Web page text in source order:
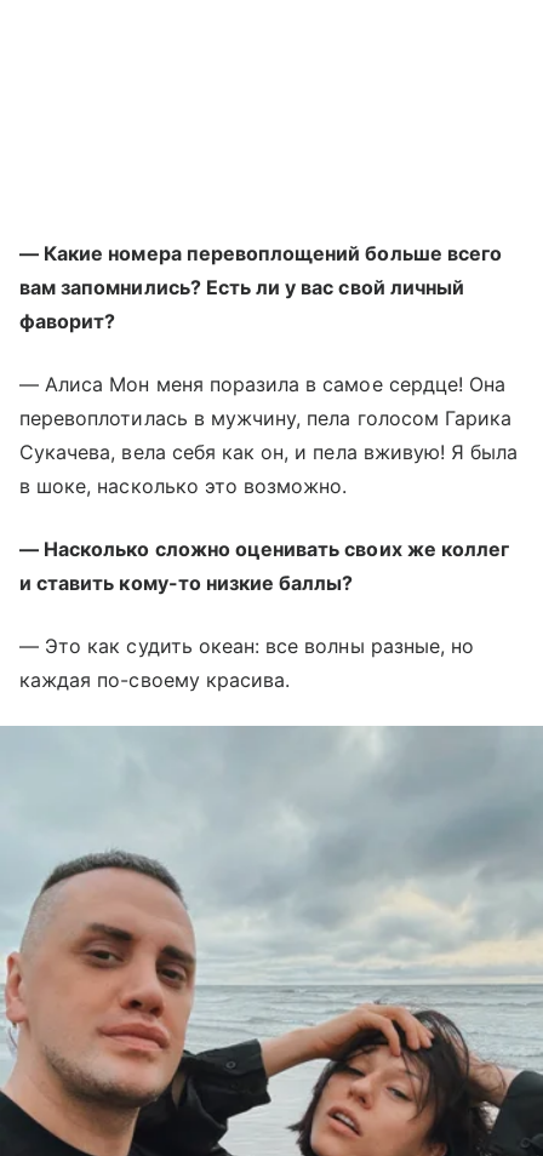
— Какие номера перевоплощений больше всего
вам запомнились? Есть ли у вас свой личный
фаворит?
— Алиса Мон меня поразила в самое сердце! Она
перевоплотилась в мужчину, пела голосом Гарика
Сукачева, вела себя как он, и пела вживую! Я была
в шоке, насколько это возможно.
— Насколько сложно оценивать своих же коллег
и ставить кому-то низкие баллы?
— Это как судить океан: все волны разные, но
каждая по-своему красива.